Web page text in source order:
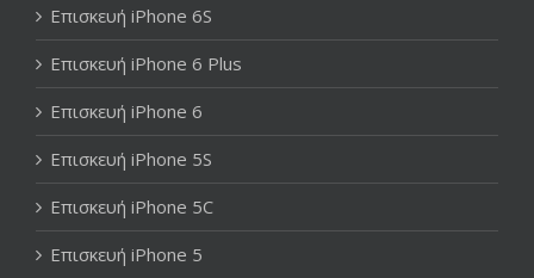
Επισκευή iPhone 6S
Επισκευή iPhone 6 Plus
Επισκευή iPhone 6
Επισκευή iPhone 5S
Επισκευή iPhone 5C
Επισκευή iPhone 5